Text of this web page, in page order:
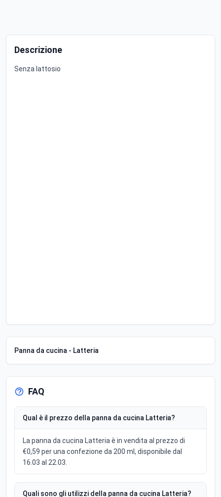
Descrizione
Senza lattosio
Panna da cucina - Latteria
FAQ
Qual è il prezzo della panna da cucina Latteria?
La panna da cucina Latteria è in vendita al prezzo di
€0,59 per una confezione da 200 ml, disponibile dal
16.03 al 22.03.
Quali sono gli utilizzi della panna da cucina Latteria?